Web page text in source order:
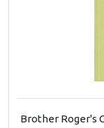
Brother Roger's